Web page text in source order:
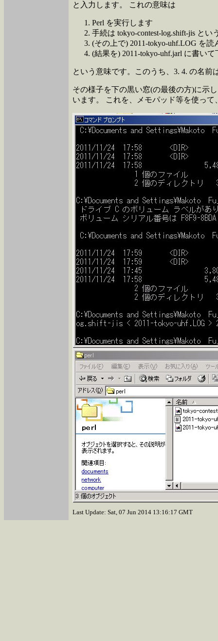
と入力します。 これの意味は
Perl を実行します
手続は tokyo-contest-log.shift-jis とい
(その上で) 2011-tokyo-uhf.LOG を読
(結果を) 2011-tokyo-uhf.jarl に書いて
という意味です。このうち、3. 4. の名
その様子を下の黒い窓(の最後の方)に示
います。 これを、メモパッド等を使っ
Last Update: Sat, 07 Jun 2014 13:16:17 GMT